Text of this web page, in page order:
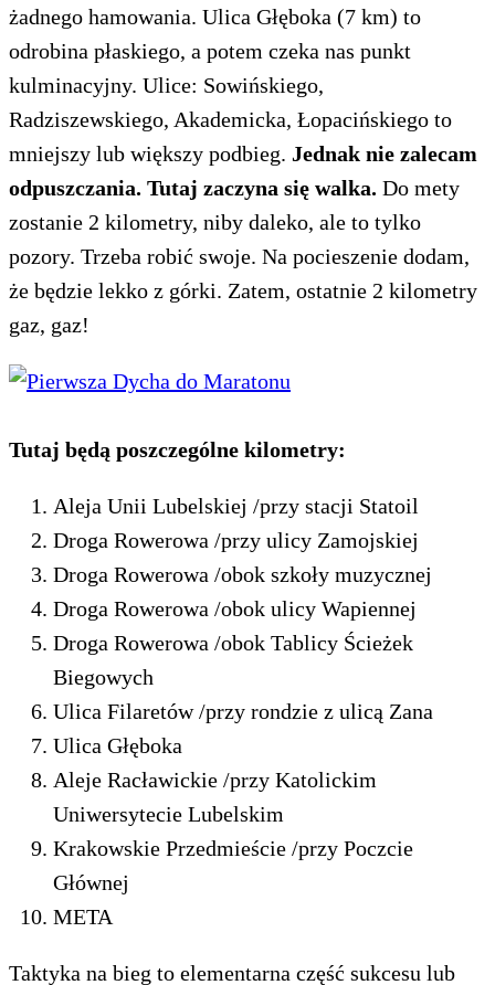
żadnego hamowania. Ulica Głęboka (7 km) to
odrobina płaskiego, a potem czeka nas punkt
kulminacyjny. Ulice: Sowińskiego,
Radziszewskiego, Akademicka, Łopacińskiego to
mniejszy lub większy podbieg. Jednak nie zalecam
odpuszczania. Tutaj zaczyna się walka. Do mety
zostanie 2 kilometry, niby daleko, ale to tylko
pozory. Trzeba robić swoje. Na pocieszenie dodam,
że będzie lekko z górki. Zatem, ostatnie 2 kilometry
gaz, gaz!
Tutaj będą poszczególne kilometry:
Aleja Unii Lubelskiej /przy stacji Statoil
Droga Rowerowa /przy ulicy Zamojskiej
Droga Rowerowa /obok szkoły muzycznej
Droga Rowerowa /obok ulicy Wapiennej
Droga Rowerowa /obok Tablicy Ścieżek
Biegowych
Ulica Filaretów /przy rondzie z ulicą Zana
Ulica Głęboka
Aleje Racławickie /przy Katolickim
Uniwersytecie Lubelskim
Krakowskie Przedmieście /przy Poczcie
Głównej
META
Taktyka na bieg to elementarna część sukcesu lub